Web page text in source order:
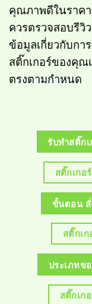
คุณภาพดีในราค
ควรตรวจสอบรีวิ
ข้อมูลเกี่ยวกับกา
สติ๊กเกอร์ของคุณ
ตรงตามกำหนด
รับทำสติ๊ก
สติ๊กเกอ
ขั้นตอน สั่
สติ๊กเ
ประเภทข
สติ๊กเก